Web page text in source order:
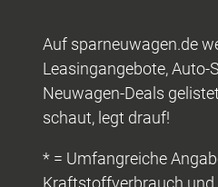
Auf sparneuwagen.de
Leasingangebote, Auto-
Neuwagen-Deals
schaut, legt drauf!
* = Umfangreiche
Kraftstoffverbrauch und